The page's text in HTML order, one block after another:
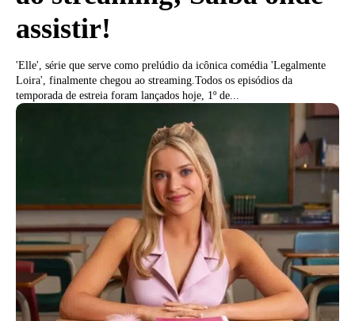
assistir!
'Elle', série que serve como prelúdio da icônica comédia 'Legalmente
Loira', finalmente chegou ao streaming.Todos os episódios da
temporada de estreia foram lançados hoje, 1º de...